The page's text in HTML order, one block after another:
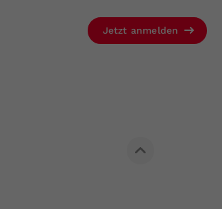
Jetzt anmelden